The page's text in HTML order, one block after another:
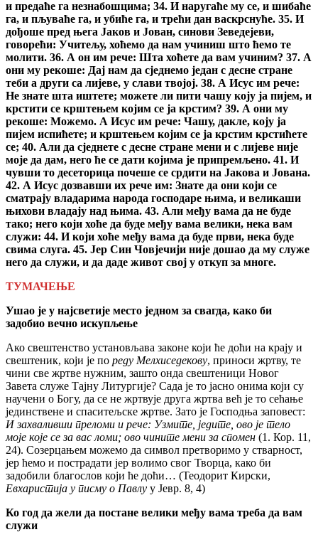
и предаће га незнабошцима; 34. И наругаће му се, и шибаће
га, и пљуваће га, и убиће га, и трећи дан васкрснуће. 35. И
дођоше пред њега Јаков и Јован, синови Зеведејеви,
говорећи: Учитељу, хоћемо да нам учиниш што ћемо те
молити. 36. А он им рече: Шта хоћете да вам учиним? 37. А
они му рекоше: Дај нам да сједнемо један с десне стране
теби а други са лијеве, у слави твојој. 38. А Исус им рече:
Не знате шта иштете; можете ли пити чашу коју ја пијем, и
крстити се крштењем којим се ја крстим? 39. А они му
рекоше: Можемо. А Исус им рече: Чашу, дакле, коју ја
пијем испићете; и крштењем којим се ја крстим крстићете
се; 40. Али да сједнете с десне стране мени и с лијеве није
моје да дам, него ће се дати којима је припремљено. 41. И
чувши то десеторица почеше се срдити на Јакова и Јована.
42. А Исус дозвавши их рече им: Знате да они који се
сматрају владарима народа господаре њима, и великаши
њихови владају над њима. 43. Али међу вама да не буде
тако; него који хоће да буде међу вама велики, нека вам
служи: 44. И који хоће међу вама да буде први, нека буде
свима слуга. 45. Јер Син Човјечији није дошао да му служе
него да служи, и да даде живот свој у откуп за многе.
ТУМАЧЕЊЕ
Ушао је у најсветије место једном за свагда, како би
задобио вечно искупљење
Ако свештенство установљава законе који ће доћи на крају и
свештеник, који је по реду Мелхиседекову, приноси жртву, те
чини све жртве нужним, зашто онда свештеници Новог
Завета служе Тајну Литургије? Сада је то јасно онима који су
научени о Богу, да се не жртвује друга жртва већ је то сећање
јединствене и спаситељске жртве. Зато је Господња заповест:
И захваливши преломи и рече: Узмите, једите, ово је тело
моје које се за вас ломи; ово чините мени за спомен (1. Кор. 11,
24). Созерцањем можемо да символ претворимо у стварност,
јер ћемо и пострадати јер волимо свог Творца, како би
задобили благослов који ће доћи… (Теодорит Кирски,
Евхаристија у писму о Павлу у Јевр. 8, 4)
Ко год да жели да постане велики међу вама треба да вам
служи